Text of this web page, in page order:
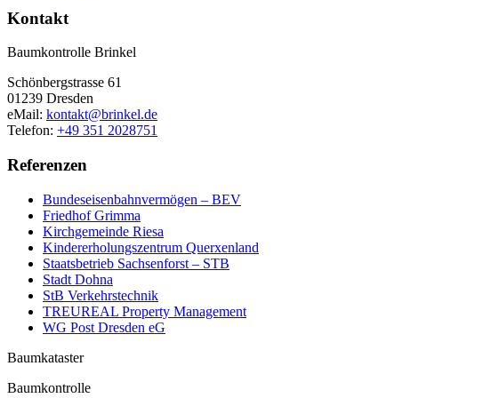
Kontakt
Baumkontrolle Brinkel
Schönbergstrasse 61
01239 Dresden
eMail: kontakt@brinkel.de
Telefon: +49 351 2028751
Referenzen
Bundeseisenbahnvermögen – BEV
Friedhof Grimma
Kirchgemeinde Riesa
Kindererholungszentrum Querxenland
Staatsbetrieb Sachsenforst – STB
Stadt Dohna
StB Verkehrstechnik
TREUREAL Property Management
WG Post Dresden eG
Baumkataster
Baumkontrolle